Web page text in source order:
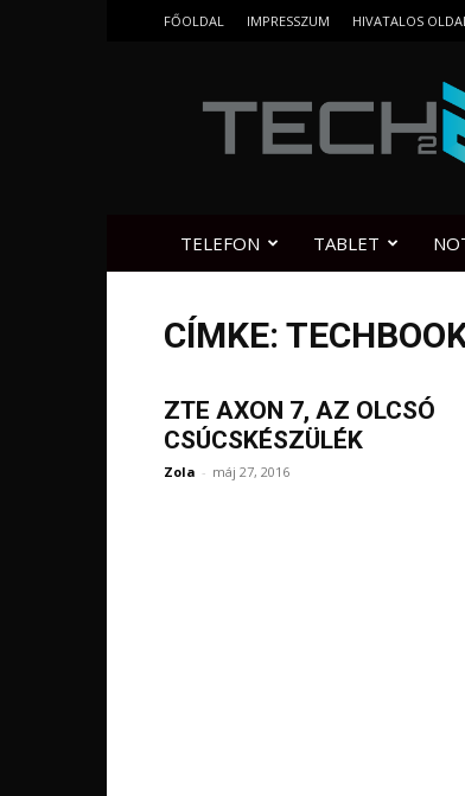
FŐOLDAL IMPRESSZUM HIVATALOS
TELEFON TABLET
CÍMKE:
ZTE AXON 7, AZ OLCSÓ
CSÚCSKÉSZÜLÉK
Zola - máj 27, 2016